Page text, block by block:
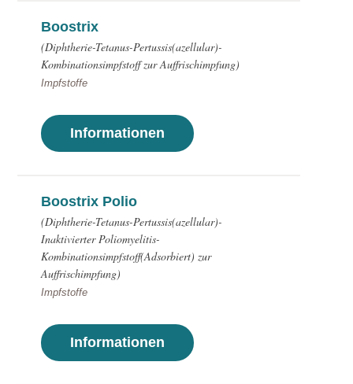
Boostrix
(Diphtherie-Tetanus-Pertussis(azellular)-
Kombinationsimpfstoff zur Auffrischimpfung)
Impfstoffe
Informationen
Boostrix Polio
(Diphtherie-Tetanus-Pertussis(azellular)-
Inaktivierter Poliomyelitis-
Kombinationsimpfstoff(Adsorbiert) zur
Auffrischimpfung)
Impfstoffe
Informationen